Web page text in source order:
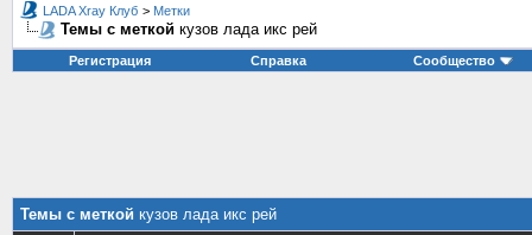
LADA Xray Клуб > Метки
Темы с меткой кузов лада икс рей
Регистрация Справка Сообщество
Темы с меткой кузов лада икс рей